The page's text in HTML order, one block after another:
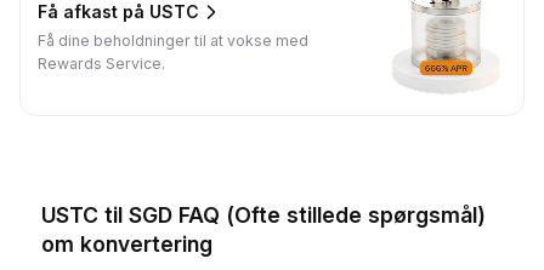
Få afkast på USTC
Få dine beholdninger til at vokse med
Rewards Service.
USTC til SGD FAQ (Ofte stillede spørgsmål)
om konvertering